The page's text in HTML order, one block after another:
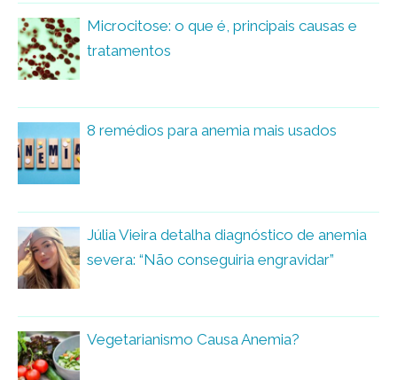
Microcitose: o que é, principais causas e
tratamentos
8 remédios para anemia mais usados
Júlia Vieira detalha diagnóstico de anemia
severa: “Não conseguiria engravidar”
Vegetarianismo Causa Anemia?